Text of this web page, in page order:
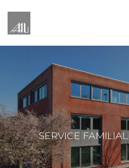
SERVICE